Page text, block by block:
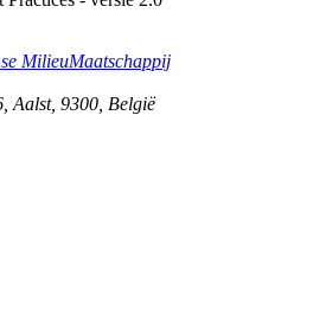
MilieuMaatschappij
Aalst, 9300 België